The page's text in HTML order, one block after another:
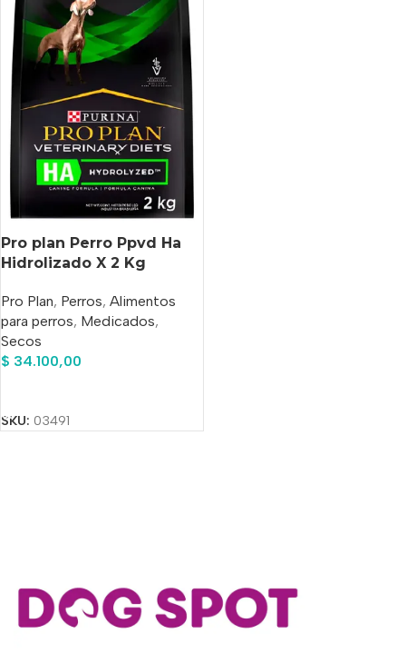
Pro plan Perro Ppvd Ha
Hidrolizado X 2 Kg
Pro Plan, Perros, Alimentos
para perros, Medicados,
Secos
$ 34.100,00
SKU: 03491